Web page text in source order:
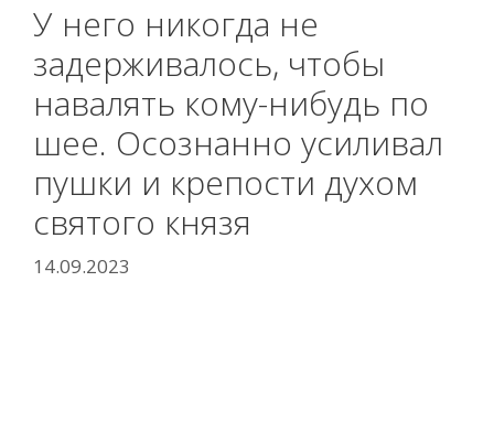
У него никогда не
задерживалось, чтобы
навалять кому-нибудь по
шее. Осознанно усиливал
пушки и крепости духом
святого князя
14.09.2023